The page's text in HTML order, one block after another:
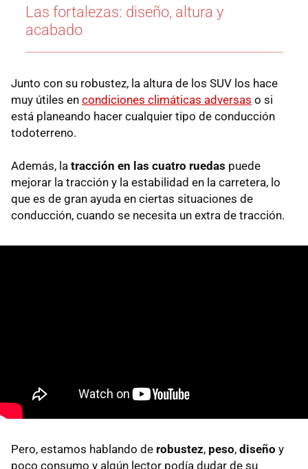
Las fortalezas: diseño, altura y
acabado
Junto con su robustez, la altura de los SUV los hace
muy útiles en condiciones climáticas adversas o si
está planeando hacer cualquier tipo de conducción
todoterreno.
Además, la tracción en las cuatro ruedas puede
mejorar la tracción y la estabilidad en la carretera, lo
que es de gran ayuda en ciertas situaciones de
conducción, cuando se necesita un extra de tracción.
Pero, estamos hablando de robustez, peso, diseño y
poco consumo y algún lector podía dudar de su